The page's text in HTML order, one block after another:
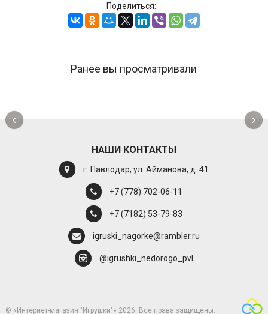
Поделиться:
Ранее вы просматривали
‹ ›
НАШИ КОНТАКТЫ
г. Павлодар, ул. Айманова, д. 41
+7 (778) 702-06-11
+7 (7182) 53-79-83
igruski_nagorke@rambler.ru
@igrushki_nedorogo_pvl
© «Интернет-магазин "Игрушки"» 2026. Все права защищены.